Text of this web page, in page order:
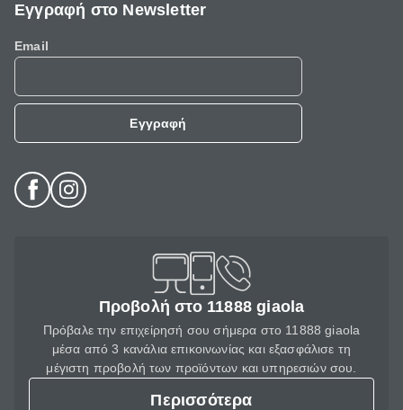
Εγγραφή στο Newsletter
Email
Εγγραφή
Προβολή στο 11888 giaola
Πρόβαλε την επιχείρησή σου σήμερα στο 11888 giaola
μέσα από 3 κανάλια επικοινωνίας και εξασφάλισε τη
μέγιστη προβολή των προϊόντων και υπηρεσιών σου.
Περισσότερα